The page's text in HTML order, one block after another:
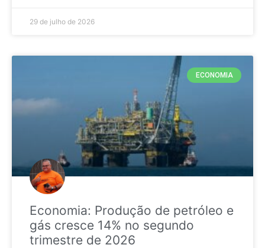
29 de julho de 2026
ECONOMIA
Economia: Produção de petróleo e
gás cresce 14% no segundo
trimestre de 2026